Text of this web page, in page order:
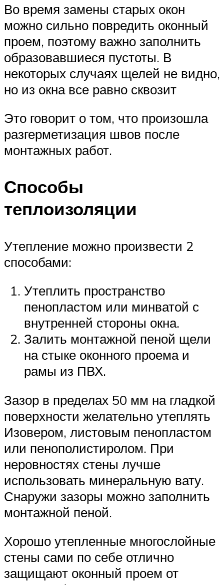
Во время замены старых окон
можно сильно повредить оконный
проем, поэтому важно заполнить
образовавшиеся пустоты. В
некоторых случаях щелей не видно,
но из окна все равно сквозит
Это говорит о том, что произошла
разгерметизация швов после
монтажных работ.
Способы
теплоизоляции
Утепление можно произвести 2
способами:
Утеплить пространство
пенопластом или минватой с
внутренней стороны окна.
Залить монтажной пеной щели
на стыке оконного проема и
рамы из ПВХ.
Зазор в пределах 50 мм на гладкой
поверхности желательно утеплять
Изовером, листовым пенопластом
или пенополистиролом. При
неровностях стены лучше
использовать минеральную вату.
Снаружи зазоры можно заполнить
монтажной пеной.
Хорошо утепленные многослойные
стены сами по себе отлично
защищают оконный проем от